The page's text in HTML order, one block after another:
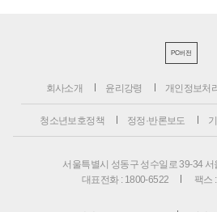
PC버전
회사소개 윤리강령 개인정보처
청소년보호정책 정정·반론보도
서울특별시 성동구 성수일로 39-34
대표전화 : 1800-6522
팩스